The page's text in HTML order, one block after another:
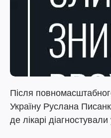
Після
Україну Руслана
де лікарі